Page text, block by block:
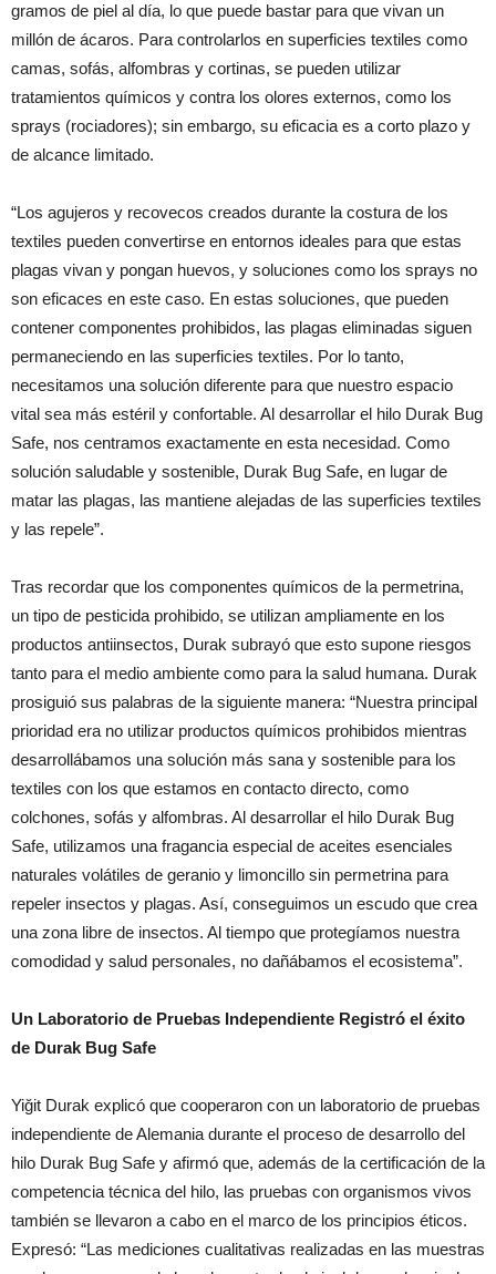
gramos de piel al día, lo que puede bastar para que vivan un
millón de ácaros. Para controlarlos en superficies textiles como
camas, sofás, alfombras y cortinas, se pueden utilizar
tratamientos químicos y contra los olores externos, como los
sprays (rociadores); sin embargo, su eficacia es a corto plazo y
de alcance limitado.
“Los agujeros y recovecos creados durante la costura de los
textiles pueden convertirse en entornos ideales para que estas
plagas vivan y pongan huevos, y soluciones como los sprays no
son eficaces en este caso. En estas soluciones, que pueden
contener componentes prohibidos, las plagas eliminadas siguen
permaneciendo en las superficies textiles. Por lo tanto,
necesitamos una solución diferente para que nuestro espacio
vital sea más estéril y confortable. Al desarrollar el hilo Durak Bug
Safe, nos centramos exactamente en esta necesidad. Como
solución saludable y sostenible, Durak Bug Safe, en lugar de
matar las plagas, las mantiene alejadas de las superficies textiles
y las repele”.
Tras recordar que los componentes químicos de la permetrina,
un tipo de pesticida prohibido, se utilizan ampliamente en los
productos antiinsectos, Durak subrayó que esto supone riesgos
tanto para el medio ambiente como para la salud humana. Durak
prosiguió sus palabras de la siguiente manera: “Nuestra principal
prioridad era no utilizar productos químicos prohibidos mientras
desarrollábamos una solución más sana y sostenible para los
textiles con los que estamos en contacto directo, como
colchones, sofás y alfombras. Al desarrollar el hilo Durak Bug
Safe, utilizamos una fragancia especial de aceites esenciales
naturales volátiles de geranio y limoncillo sin permetrina para
repeler insectos y plagas. Así, conseguimos un escudo que crea
una zona libre de insectos. Al tiempo que protegíamos nuestra
comodidad y salud personales, no dañábamos el ecosistema”.
Un Laboratorio de Pruebas Independiente Registró el éxito
de Durak Bug Safe
Yiğit Durak explicó que cooperaron con un laboratorio de pruebas
independiente de Alemania durante el proceso de desarrollo del
hilo Durak Bug Safe y afirmó que, además de la certificación de la
competencia técnica del hilo, las pruebas con organismos vivos
también se llevaron a cabo en el marco de los principios éticos.
Expresó: “Las mediciones cualitativas realizadas en las muestras